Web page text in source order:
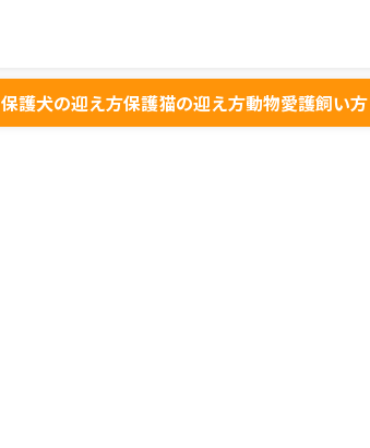
保護犬の迎え方保護猫の迎え方動物愛護飼い方